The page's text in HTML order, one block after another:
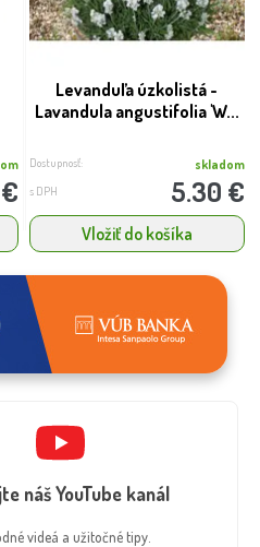
Levanduľa úzkolistá -
Lavandula angustifolia 'W...
Dostupnosť: skladom
s DPH 5.30 €
Vložiť do košíka
náš YouTube kanál
videá a užitočné tipy.